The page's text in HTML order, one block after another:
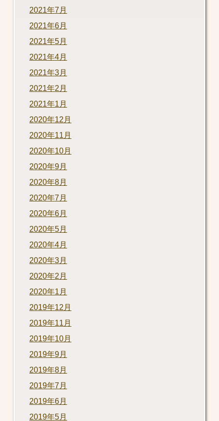
2021年7月
2021年6月
2021年5月
2021年4月
2021年3月
2021年2月
2021年1月
2020年12月
2020年11月
2020年10月
2020年9月
2020年8月
2020年7月
2020年6月
2020年5月
2020年4月
2020年3月
2020年2月
2020年1月
2019年12月
2019年11月
2019年10月
2019年9月
2019年8月
2019年7月
2019年6月
2019年5月